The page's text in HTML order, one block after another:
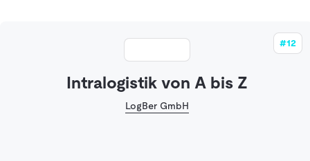
#12
Intralogistik von A bis Z
LogBer GmbH